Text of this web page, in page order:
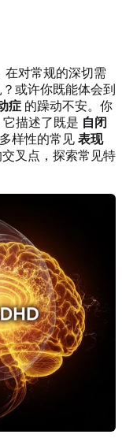
在对常规的深切需
或许你既能体会到
症 的躁动不安。你
它描述了既是 自闭
样性的常见 表现
叉点，探索常见特